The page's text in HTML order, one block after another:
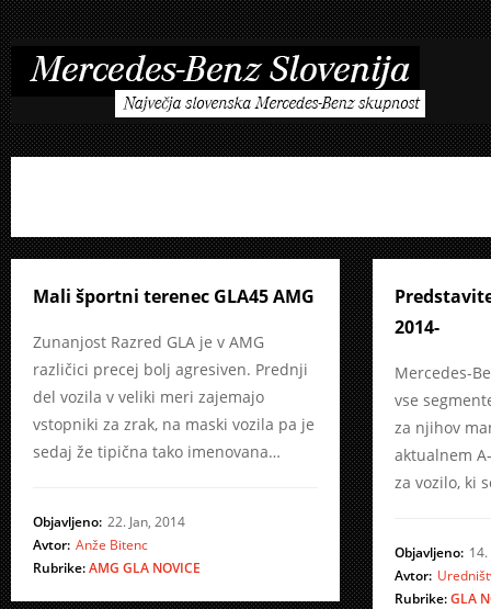
Mali športni terenec GLA45 AMG
Zunanjost Razred GLA je v AMG
različici precej bolj agresiven. Prednji
del vozila v veliki meri zajemajo
vstopniki za zrak, na maski vozila pa je
sedaj že tipična tako imenovana…
Objavljeno: 22. Jan, 2014
Avtor: Anže Bitenc
Rubrike:AMG GLA NOVICE
2014-
Mercedes-
vse
za njihov
aktualnem
za vozilo, ki
Objavljeno:
Avtor:
Rubrike:GLA